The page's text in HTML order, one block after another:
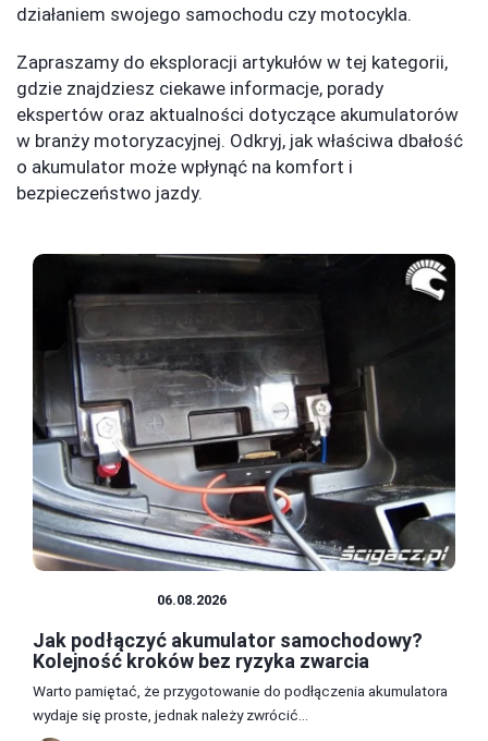
działaniem swojego samochodu czy motocykla.
Zapraszamy do eksploracji artykułów w tej kategorii,
gdzie znajdziesz ciekawe informacje, porady
ekspertów oraz aktualności dotyczące akumulatorów
w branży motoryzacyjnej. Odkryj, jak właściwa dbałość
o akumulator może wpłynąć na komfort i
bezpieczeństwo jazdy.
06.08.2026
Jak podłączyć akumulator samochodowy?
Kolejność kroków bez ryzyka zwarcia
Warto pamiętać, że przygotowanie do podłączenia akumulatora
wydaje się proste, jednak należy zwrócić...